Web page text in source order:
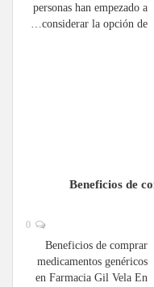
personas han empezado a
considerar la opción de…
Beneficios de
Beneficios de comprar
medicamentos genéricos
en Farmacia Gil Vela En